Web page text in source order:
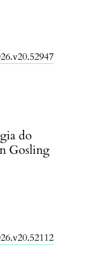
do
Gosling